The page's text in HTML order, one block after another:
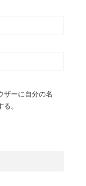
ザーに自分の名
。